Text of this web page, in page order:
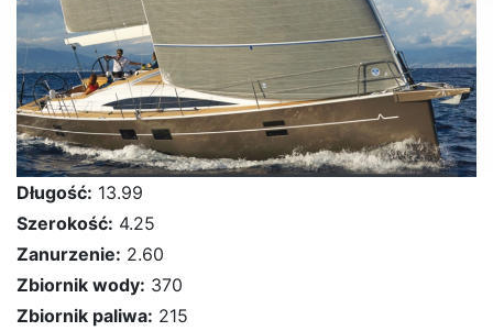
Długość: 13.99
Szerokość: 4.25
Zanurzenie: 2.60
Zbiornik wody: 370
Zbiornik paliwa: 215